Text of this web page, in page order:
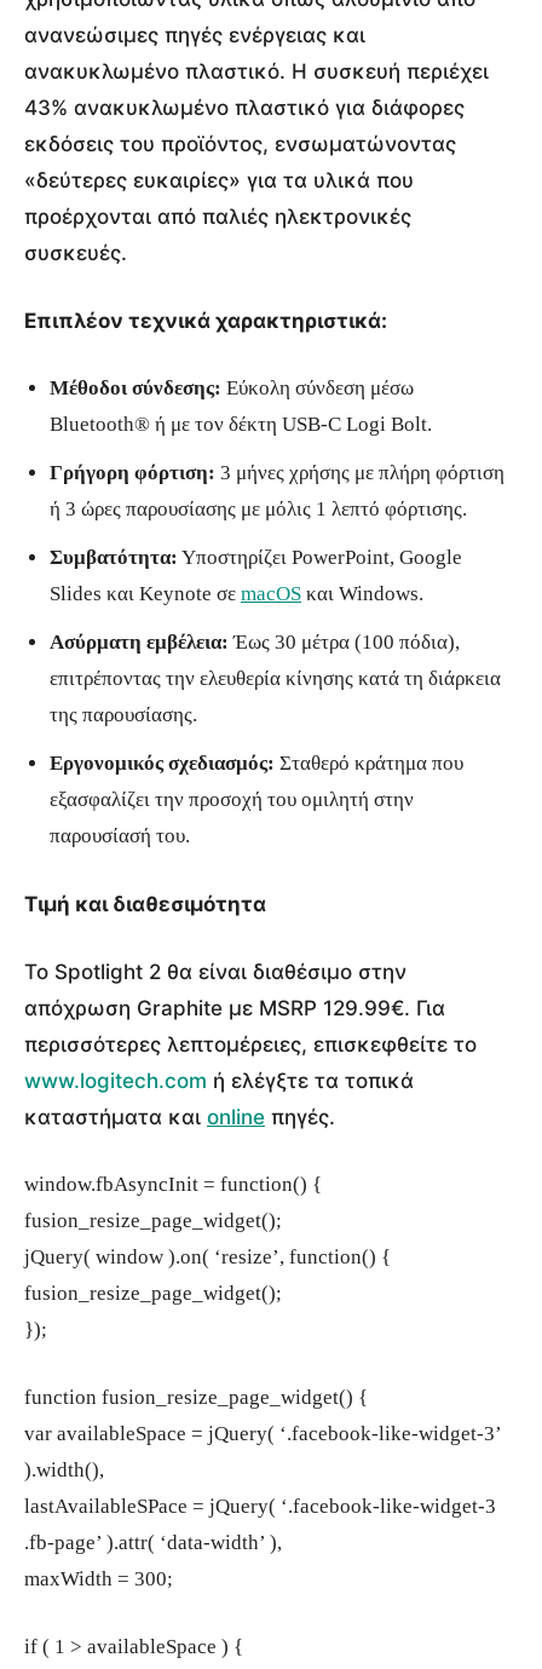
ανανεώσιμες πηγές ενέργειας και
ανακυκλωμένο πλαστικό. Η συσκευή περιέχει
43% ανακυκλωμένο πλαστικό για διάφορες
εκδόσεις του προϊόντος, ενσωματώνοντας
«δεύτερες ευκαιρίες» για τα υλικά που
προέρχονται από παλιές ηλεκτρονικές
συσκευές.
Επιπλέον τεχνικά χαρακτηριστικά:
Μέθοδοι σύνδεσης: Εύκολη σύνδεση μέσω
Bluetooth® ή με τον δέκτη USB-C Logi Bolt.
Γρήγορη φόρτιση: 3 μήνες χρήσης με πλήρη φόρτιση
ή 3 ώρες παρουσίασης με μόλις 1 λεπτό φόρτισης.
Συμβατότητα: Υποστηρίζει PowerPoint, Google
Slides και Keynote σε macOS και Windows.
Ασύρματη εμβέλεια: Έως 30 μέτρα (100 πόδια),
επιτρέποντας την ελευθερία κίνησης κατά τη διάρκεια
της παρουσίασης.
Εργονομικός σχεδιασμός: Σταθερό κράτημα που
εξασφαλίζει την προσοχή του ομιλητή στην
παρουσίασή του.
Τιμή και διαθεσιμότητα
Το Spotlight 2 θα είναι διαθέσιμο στην
απόχρωση Graphite με MSRP 129.99€. Για
περισσότερες λεπτομέρειες, επισκεφθείτε το
www.logitech.com ή ελέγξτε τα τοπικά
καταστήματα και online πηγές.
window.fbAsyncInit = function() {
fusion_resize_page_widget();
jQuery( window ).on( ‘resize’, function() {
fusion_resize_page_widget();
});
function fusion_resize_page_widget() {
var availableSpace = jQuery( ‘.facebook-like-widget-3’
).width(),
lastAvailableSPace = jQuery( ‘.facebook-like-widget-3
.fb-page’ ).attr( ‘data-width’ ),
maxWidth = 300;
if ( 1 > availableSpace ) {